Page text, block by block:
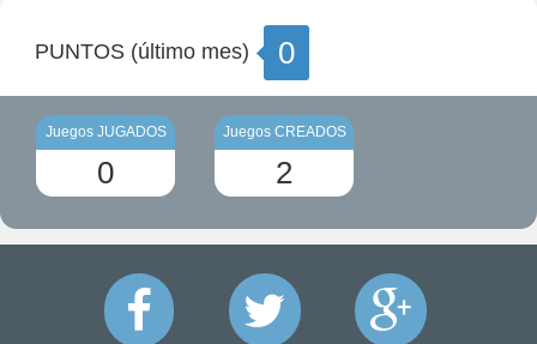
PUNTOS (último mes) 0
Juegos JUGADOS
0
Juegos CREADOS
2